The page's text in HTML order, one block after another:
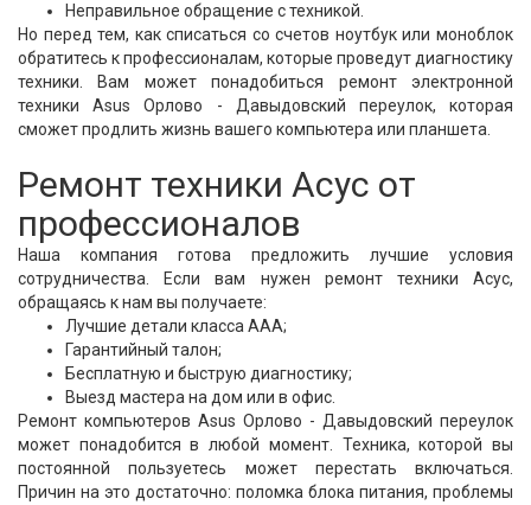
Неправильное обращение с техникой.
Но перед тем, как списаться со счетов ноутбук или моноблок
обратитесь к профессионалам, которые проведут диагностику
техники. Вам может понадобиться ремонт электронной
техники Asus Орлово - Давыдовский переулок, которая
сможет продлить жизнь вашего компьютера или планшета.
Ремонт техники Асус от
профессионалов
Наша компания готова предложить лучшие условия
сотрудничества. Если вам нужен ремонт техники Асус,
обращаясь к нам вы получаете:
Лучшие детали класса ААА;
Гарантийный талон;
Бесплатную и быструю диагностику;
Выезд мастера на дом или в офис.
Ремонт компьютеров Asus Орлово - Давыдовский переулок
может понадобится в любой момент. Техника, которой вы
постоянной пользуетесь может перестать включаться.
Причин на это достаточно: поломка блока питания, проблемы